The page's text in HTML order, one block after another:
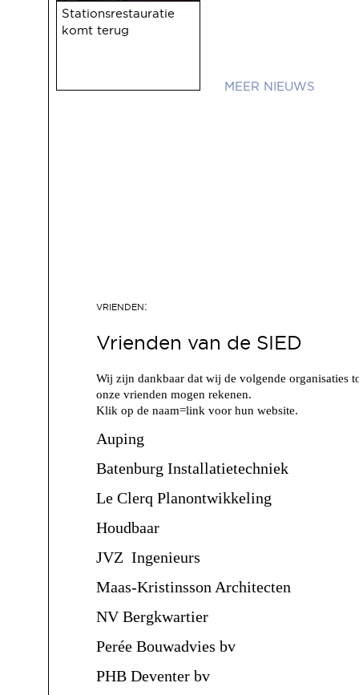
Stationsrestauratie
komt terug
NIEUWS
Vrienden van de SIED
Wij zijn dankbaar dat wij de volgende organisaties
onze vrienden mogen rekenen.
Klik op de naam=link voor hun website.
Auping
Batenburg Installatietechniek
Le Clerq Planontwikkeling
Houdbaar
JVZ Ingenieurs
Maas-Kristinsson Architecten
NV Bergkwartier
Perée Bouwadvies bv
PHB Deventer bv